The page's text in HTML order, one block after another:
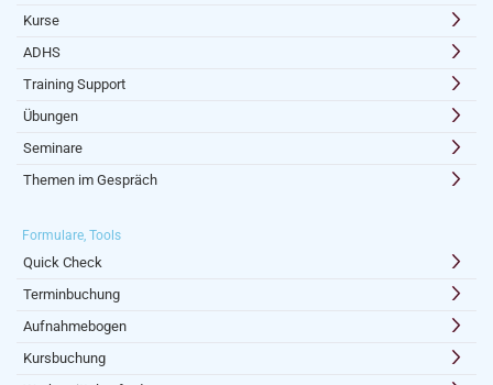
Kurse
ADHS
Training Support
Übungen
Seminare
Themen im Gespräch
Formulare, Tools
Quick Check
Terminbuchung
Aufnahmebogen
Kursbuchung